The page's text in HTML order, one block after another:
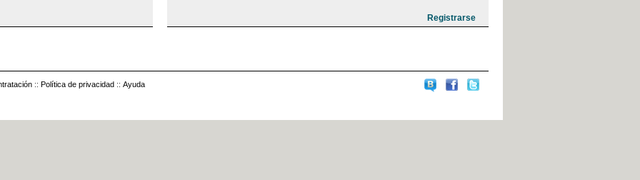
:: Política de privacidad :: Ayuda